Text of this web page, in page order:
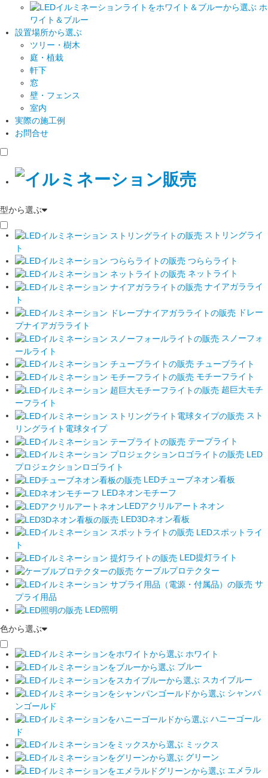
ホ
ワイト＆ブルー
設置場所から選ぶ
ツリー・樹木
庭・植栽
軒下
窓
壁・フェンス
室内
実際の施工例
お問合せ
型から選ぶ
ストリングライ
ト
つららライト
ネットライト
ナイアガラライ
ト
ドレー
プナイアガラライト
スノーフォ
ールライト
チューブライト
モチーフライト
超巨大モチ
ーフライト
スト
リングライト電球タイプ
テープライト
LED
プロジェクションロゴライト
LEDチューブネオン看板
LEDネオンモチーフ
LEDアクリルアートネオン
LED3Dネオン看板
LEDスポットライ
ト
LED提灯ライト
ケーブルプロテクター
サ
プライ用品
LED照明
色から選ぶ
ホワイト
ブルー
スカイブルー
シャンパ
ンゴールド
ハニーゴール
ド
ミックス
グリーン
エメラル